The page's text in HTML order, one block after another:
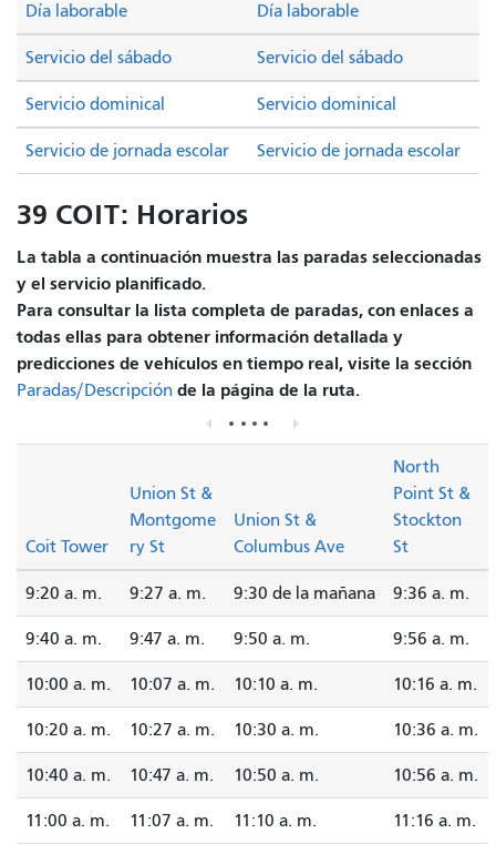
Servicio del sábado Servicio del sábado
Servicio dominical Servicio dominical
Día laborable Día laborable
Servicio de jornada escolar Servicio de jornada escolar
39 COIT: Horarios
La tabla a continuación muestra las paradas seleccionadas
y el servicio planificado.
Para consultar la lista completa de paradas, con enlaces a
todas ellas para obtener información detallada y
predicciones de vehículos en tiempo real, visite la sección
Paradas/Descripción de la página de la ruta.
Coit Tower
Union St &
Montgome
ry St
Union St &
Columbus Ave
North
Point St &
Stockton
St
9:20 a. m. 9:27 a. m. 9:30 de la mañana 9:36 a. m.
9:40 a. m. 9:47 a. m. 9:50 a. m. 9:56 a. m.
10:00 a. m. 10:07 a. m. 10:10 a. m. 10:16 a. m.
10:20 a. m. 10:27 a. m. 10:30 a. m. 10:36 a. m.
10:40 a. m. 10:47 a. m. 10:50 a. m. 10:56 a. m.
11:00 a. m. 11:07 a. m. 11:10 a. m. 11:16 a. m.